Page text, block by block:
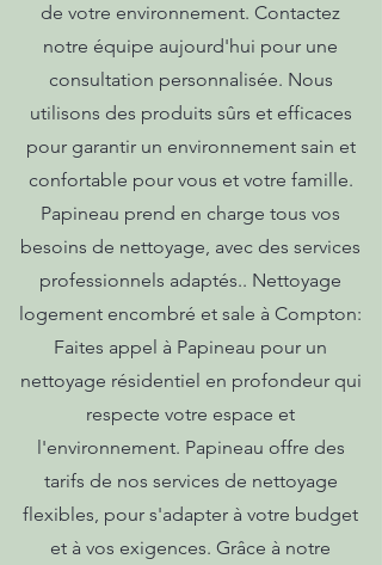
de votre environnement. Contactez
notre équipe aujourd'hui pour une
consultation personnalisée. Nous
utilisons des produits sûrs et efficaces
pour garantir un environnement sain et
confortable pour vous et votre famille.
Papineau prend en charge tous vos
besoins de nettoyage, avec des services
professionnels adaptés.. Nettoyage
logement encombré et sale à Compton:
Faites appel à Papineau pour un
nettoyage résidentiel en profondeur qui
respecte votre espace et
l'environnement. Papineau offre des
tarifs de nos services de nettoyage
flexibles, pour s'adapter à votre budget
et à vos exigences. Grâce à notre